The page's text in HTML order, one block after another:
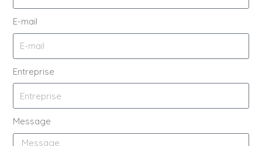
E-mail
Entreprise
Message